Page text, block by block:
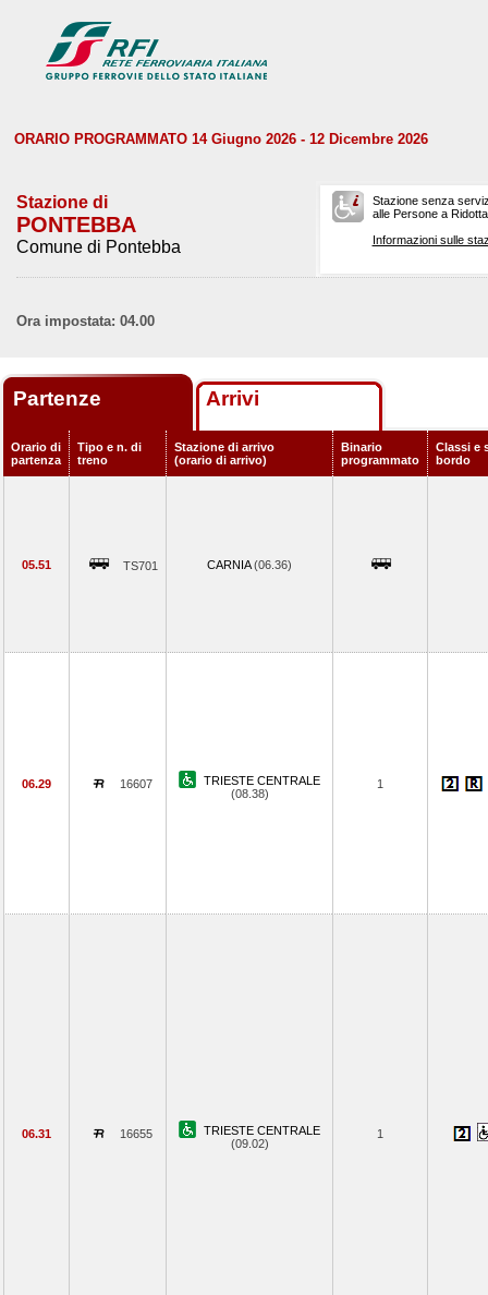
ORARIO PROGRAMMATO 14 Giugno 2026 - 12 Dicembre 2026
Stazione di
PONTEBBA
Comune di Pontebba
Stazione senza
alle Persone a
Informazioni sulle
Ora impostata: 04.00
Partenze Arrivi
Orario di
partenza
Tipo e n. di
treno
Stazione di arrivo
(orario di arrivo)
Binario
programmato
Classi e
bordo
05.51 TS701 CARNIA(06.36)
06.29 16607
TRIESTE CENTRALE
(08.38)
1
06.31 16655
TRIESTE CENTRALE
(09.02)
1